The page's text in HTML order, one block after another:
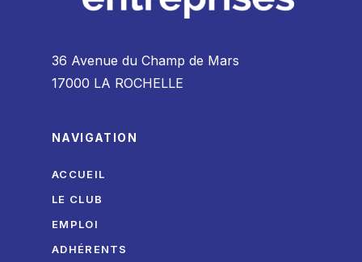
36 Avenue du Champ de Mars
17000 LA ROCHELLE
NAVIGATION
ACCUEIL
LE CLUB
EMPLOI
ADHÉRENTS